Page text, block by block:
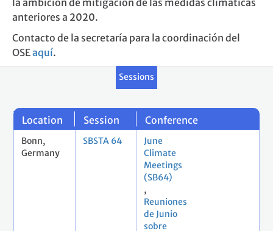
la ambición de mitigación de las medidas climáticas
anteriores a 2020.
Contacto de la secretaría para la coordinación del
OSEaquí.
Sessions
Location Session Conference
Bonn,
Germany
SBSTA 64
June
Climate
Meetings
(SB64)
,
Reuniones
de Junio
sobre